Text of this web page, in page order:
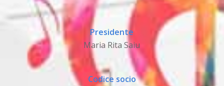
Presidente
Maria Rita Saiu
Codice socio